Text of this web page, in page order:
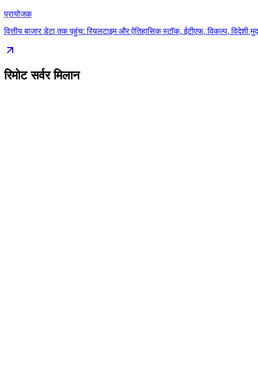
प्रायोजक
वित्तीय बाजार डेटा तक पहुंच: रियलटाइम और ऐतिहासिक स्टॉक, ईटीएफ, विकल्प,
रिमोट सर्वर मिलान